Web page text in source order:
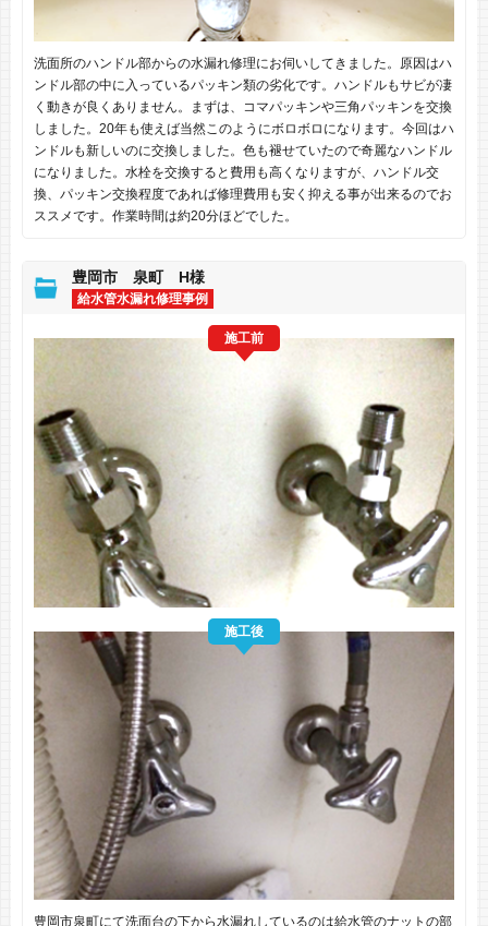
洗面所のハンドル部からの水漏れ修理にお伺いしてきました。原因はハ
ンドル部の中に入っているパッキン類の劣化です。ハンドルもサビが凄
く動きが良くありません。まずは、コマパッキンや三角パッキンを交換
しました。20年も使えば当然このようにボロボロになります。今回はハ
ンドルも新しいのに交換しました。色も褪せていたので奇麗なハンドル
になりました。水栓を交換すると費用も高くなりますが、ハンドル交
換、パッキン交換程度であれば修理費用も安く抑える事が出来るのでお
ススメです。作業時間は約20分ほどでした。
豊岡市 泉町 H様
給水管水漏れ修理事例
施工前
施工後
豊岡市泉町にて洗面台の下から水漏れしているのは給水管のナットの部